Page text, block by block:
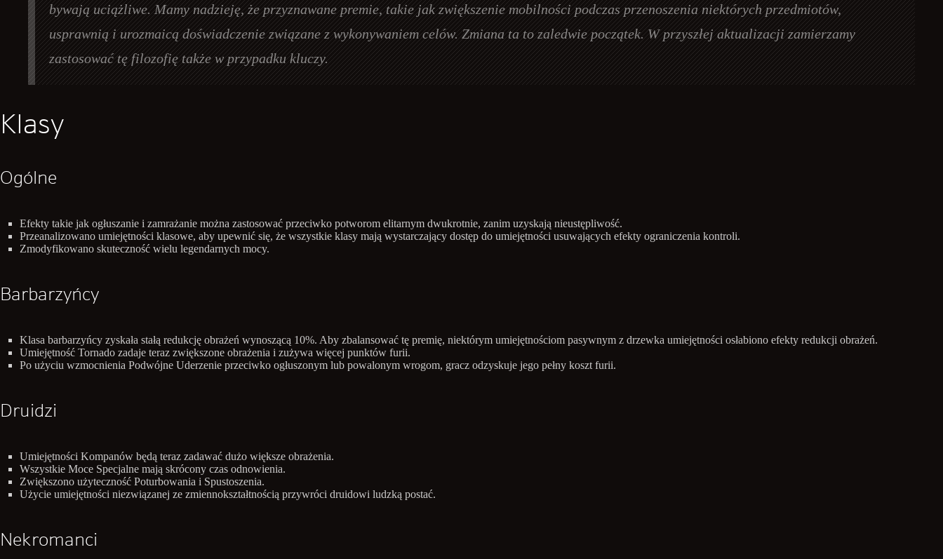
bywają uciążliwe. Mamy nadzieję, że przyznawane premie, takie jak zwiększenie mobilności podczas przenoszenia niektórych przedmiotów,
usprawnią i urozmaicą doświadczenie związane z wykonywaniem celów. Zmiana ta to zaledwie początek. W przyszłej aktualizacji zamierzamy
zastosować tę filozofię także w przypadku kluczy.
Klasy
Ogólne
Efekty takie jak ogłuszanie i zamrażanie można zastosować przeciwko potworom elitarnym dwukrotnie, zanim uzyskają nieustępliwość.
Przeanalizowano umiejętności klasowe, aby upewnić się, że wszystkie klasy mają wystarczający dostęp do umiejętności usuwających efekty ograniczenia kontroli.
Zmodyfikowano skuteczność wielu legendarnych mocy.
Barbarzyńcy
Klasa barbarzyńcy zyskała stałą redukcję obrażeń wynoszącą 10%. Aby zbalansować tę premię, niektórym umiejętnościom pasywnym z drzewka umiejętności osłabiono efekty redukcji obrażeń.
Umiejętność Tornado zadaje teraz zwiększone obrażenia i zużywa więcej punktów furii.
Po użyciu wzmocnienia Podwójne Uderzenie przeciwko ogłuszonym lub powalonym wrogom, gracz odzyskuje jego pełny koszt furii.
Druidzi
Umiejętności Kompanów będą teraz zadawać dużo większe obrażenia.
Wszystkie Moce Specjalne mają skrócony czas odnowienia.
Zwiększono użyteczność Poturbowania i Spustoszenia.
Użycie umiejętności niezwiązanej ze zmiennokształtnością przywróci druidowi ludzką postać.
Nekromanci